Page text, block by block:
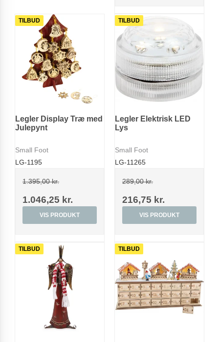
TILBUD
Legler Display Træ med
Julepynt
Small Foot
LG-1195
1.395,00 kr.
1.046,25 kr.
VIS PRODUKT
TILBUD
Legler Elektrisk LED
Lys
Small Foot
LG-11265
289,00 kr.
216,75 kr.
VIS PRODUKT
TILBUD TILBUD